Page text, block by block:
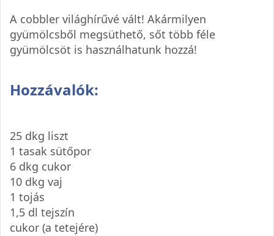
A cobbler világhírűvé vált! Akármilyen
gyümölcsből megsüthető, sőt több féle
gyümölcsöt is használhatunk hozzá!
Hozzávalók:
25 dkg liszt
1 tasak sütőpor
6 dkg cukor
10 dkg vaj
1 tojás
1,5 dl tejszín
cukor (a tetejére)